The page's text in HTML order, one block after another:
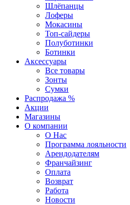
Шлёпанцы
Лоферы
Мокасины
Топ-сайдеры
Полуботинки
Ботинки
Аксессуары
Все товары
Зонты
Сумки
Распродажа %
Акции
Магазины
О компании
О Нас
Программа лояльности
Арендодателям
Франчайзинг
Оплата
Возврат
Работа
Новости